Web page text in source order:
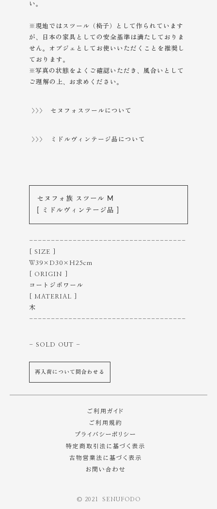
い。
※現地ではスツール（椅子）として作られています
が、日本の家具としての安全基準は満たしておりま
せん。オブジェとしてお使いいただくことを推奨し
ております。
※写真の状態をよくご確認いただき、風合いとして
ご理解の上、 お求めください。
>>> セヌフォスツールについて
>>> ミドルヴィンテージ品について
セヌフォ族 スツール M
[ ミドルヴィンテージ品 ]
------------------------------------
[ SIZE ]
Ｗ39×D30×H25cm
[ ORIGIN ]
コートジボワール
[ MATERIAL ]
木
------------------------------------
- SOLD OUT -
再入荷について問合わせる
ご利用ガイド
ご利用規約
プライバシーポリシー
特定商取引法に基づく表示
古物営業法に基づく表示
お問い合わせ
©️ 2021 SENUFODO